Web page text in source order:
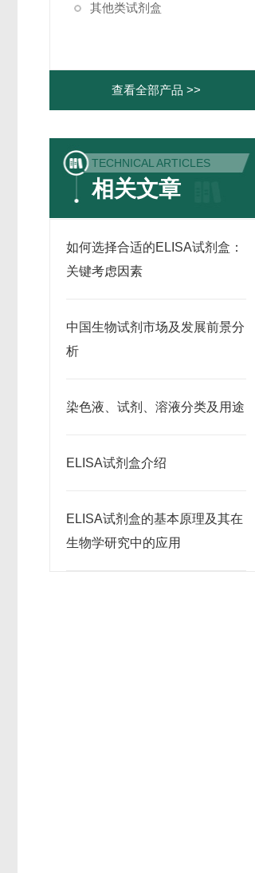
其他类试剂盒
查看全部产品 >>
TECHNICAL ARTICLES
相关文章
如何选择合适的ELISA试剂盒：
关键考虑因素
中国生物试剂市场及发展前景分
析
染色液、试剂、溶液分类及用途
ELISA试剂盒介绍
ELISA试剂盒的基本原理及其在
生物学研究中的应用